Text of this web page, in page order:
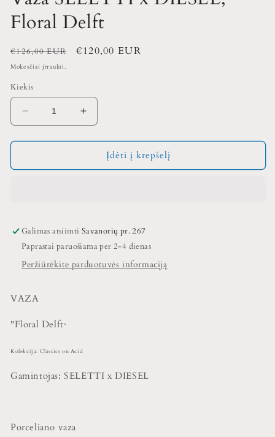
Floral Delft
Įprasta
kaina
€126,00 EUR
Išpardavimo
€120,00 EUR
Mokesčiai įtraukti.
Kiekis
Sumažinti
Vaza
SELETTI
DIESEL,
Padidinti
Vaza
SELETTI
DIESEL,
Įdėti į krepšelį
Galimas atsiimti Savanorių pr. 267
Paprastai paruošiama per 2-4 dienas
Peržiūrėkite parduotuvės informaciją
VAZA
"Floral Delft"
Kolekcija: Classics on Acid
Gamintojas: SELETTI x DIESEL
Porceliano vaza